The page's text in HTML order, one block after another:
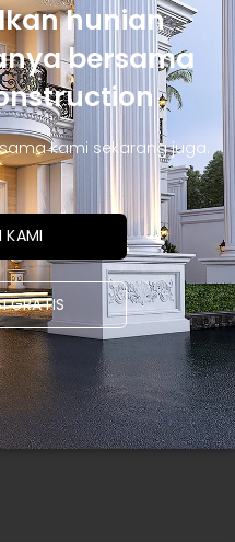
hunian
bersama
kami sekarang juga.
KAMI
GRATIS